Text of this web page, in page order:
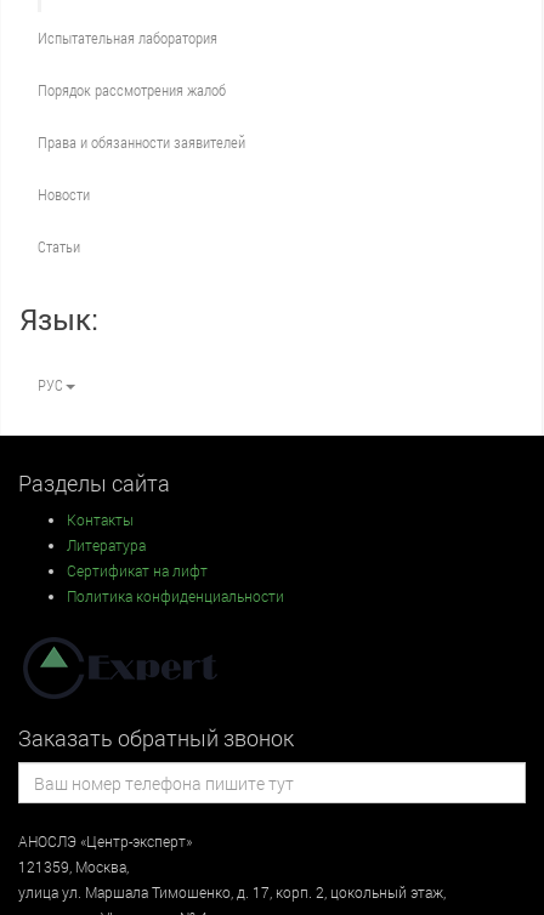
Испытательная лаборатория
Порядок рассмотрения жалоб
Права и обязанности заявителей
Новости
Статьи
Язык:
РУС
Разделы сайта
Контакты
Литература
Сертификат на лифт
Политика конфиденциальности
Заказать обратный звонок
АНОСЛЭ «Центр-эксперт»
121359, Москва,
улицаул. Маршала Тимошенко, д. 17, корп. 2, цокольный этаж,